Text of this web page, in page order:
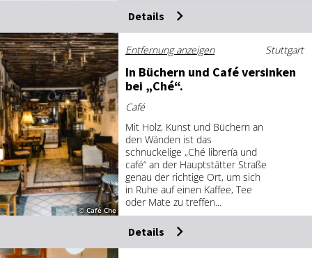
Details
© Café Che
Entfernung anzeigen Stuttgart
In Bü­chern und Ca­fé ver­sin­ken
bei „Ché“.
Café
Mit Holz, Kunst und Büchern an
den Wänden ist das
schnuckelige „Ché librería und
café“ an der Hauptstätter Straße
genau der richtige Ort, um sich
in Ruhe auf einen Kaffee, Tee
oder Mate zu treffen...
Details